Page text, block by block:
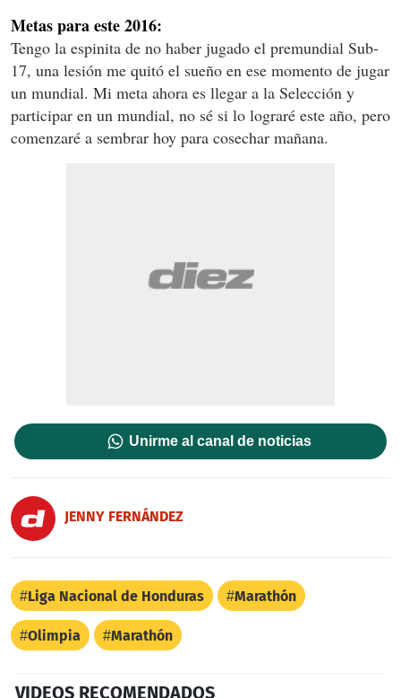
Metas para este 2016:
Tengo la espinita de no haber jugado el premundial Sub-
17, una lesión me quitó el sueño en ese momento de jugar
un mundial. Mi meta ahora es llegar a la Selección y
participar en un mundial, no sé si lo lograré este año, pero
comenzaré a sembrar hoy para cosechar mañana.
Unirme al canal de noticias
JENNY FERNÁNDEZ
Liga Nacional de Honduras Marathón
Olimpia Marathón
VIDEOS RECOMENDADOS